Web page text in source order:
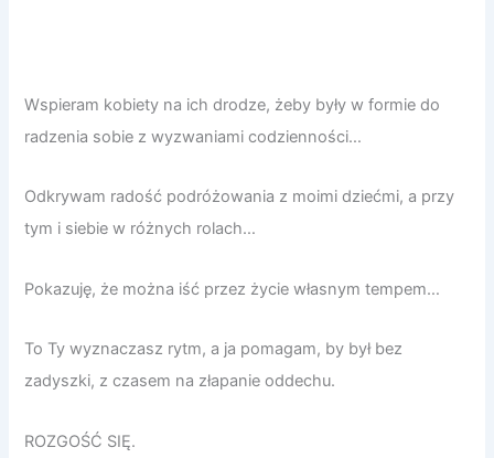
Wspieram kobiety na ich drodze, żeby były w formie do
radzenia sobie z wyzwaniami codzienności…
Odkrywam radość podróżowania z moimi dziećmi, a przy
tym i siebie w różnych rolach…
Pokazuję, że można iść przez życie własnym tempem…
To Ty wyznaczasz rytm, a ja pomagam, by był bez
zadyszki, z czasem na złapanie oddechu.
ROZGOŚĆ SIĘ.